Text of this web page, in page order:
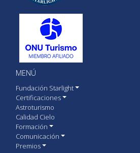
MENÚ
Fundación Starlight
Certificaciones
Astroturismo
Calidad Cielo
Formación
Comunicación
Premios